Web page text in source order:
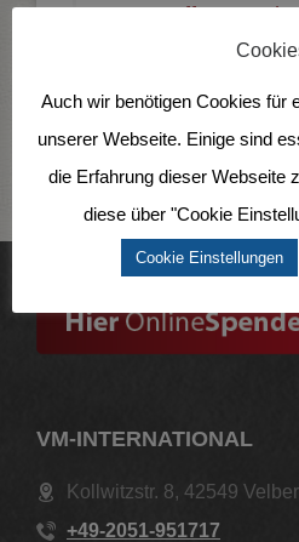
VM-INTERNATIONAL
Kollwitzstr. 8, 42549
+49-2051-951717
Auch wir benötigen Cookies für
unserer Webseite. Einige sind
die Erfahrung dieser Webseite
diese über "Cookie
Cookie Einstellungen